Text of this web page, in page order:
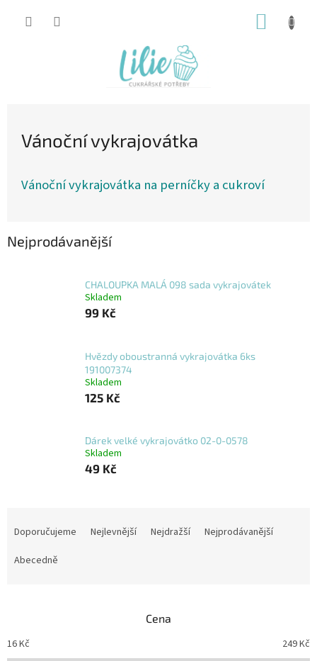
Vánoční vykrajovátka
Vánoční vykrajovátka na perníčky a cukroví
Nejprodávanější
CHALOUPKA MALÁ 098 sada vykrajovátek
Skladem
99 Kč
Hvězdy oboustranná vykrajovátka 6ks
191007374
Skladem
125 Kč
Dárek velké vykrajovátko 02-0-0578
Skladem
49 Kč
o
d
Doporučujeme Nejlevnější Nejdražší
Nejprodávanější
Abecedně
Cena
16Kč 249Kč